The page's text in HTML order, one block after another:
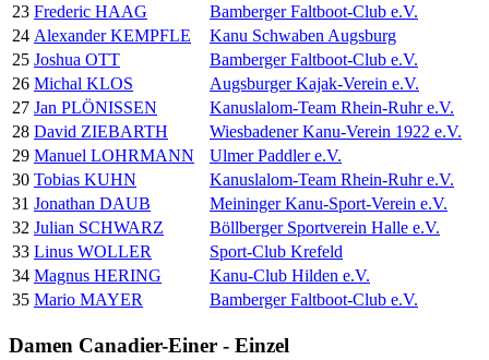
23 Frederic HAAG
Bamberger Faltboot-Club e.V.
24 Alexander KEMPFLE
Kanu Schwaben Augsburg
25 Joshua OTT
Bamberger Faltboot-Club e.V.
26 Michal KLOS
Augsburger Kajak-Verein e.V.
27 Jan PLÖNISSEN
Kanuslalom-Team Rhein-Ruhr e.V.
28 David ZIEBARTH
Wiesbadener Kanu-Verein 1922 e.V.
29 Manuel LOHRMANN
Ulmer Paddler e.V.
30 Tobias KUHN
Kanuslalom-Team Rhein-Ruhr e.V.
31 Jonathan DAUB
Meininger Kanu-Sport-Verein e.V.
32 Julian SCHWARZ
Böllberger Sportverein Halle e.V.
33 Linus WOLLER
Sport-Club Krefeld
34 Magnus HERING
Kanu-Club Hilden e.V.
35 Mario MAYER Bamberger Faltboot-Club e.V.
Damen Canadier-Einer - Einzel